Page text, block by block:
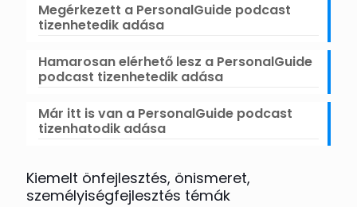
Megérkezett a PersonalGuide podcast
tizenhetedik adása
Hamarosan elérhető lesz a PersonalGuide
podcast tizenhetedik adása
Már itt is van a PersonalGuide podcast
tizenhatodik adása
Kiemelt önfejlesztés, önismeret,
személyiségfejlesztés témák